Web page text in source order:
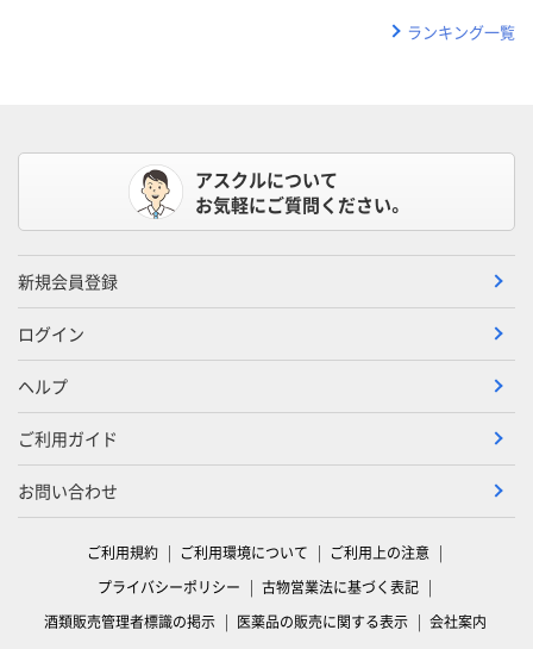
ランキング一覧
アスクルについて
お気軽にご質問ください。
新規会員登録
ログイン
ヘルプ
ご利用ガイド
お問い合わせ
ご利用規約 ご利用環境について
ご利用上の注意
プライバシーポリシー
古物営業法に基づく表記
酒類販売管理者標識の掲示
医薬品の販売に関する表示 会社案内